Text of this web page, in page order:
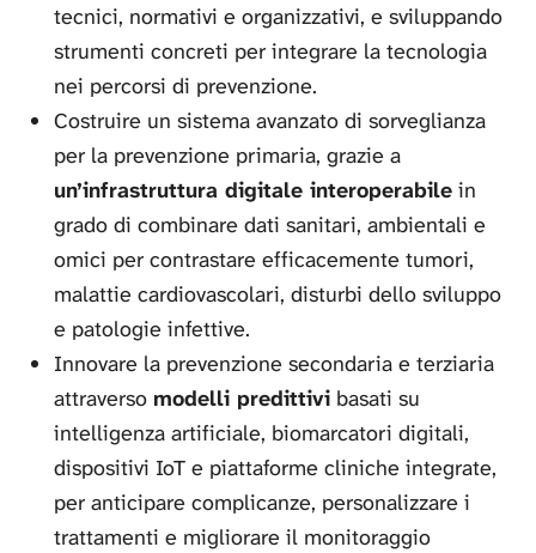
tecnici, normativi e organizzativi, e sviluppando
strumenti concreti per integrare la tecnologia
nei percorsi di prevenzione.
Costruire un sistema avanzato di sorveglianza
per la prevenzione primaria, grazie a
un’infrastruttura digitale interoperabile in
grado di combinare dati sanitari, ambientali e
omici per contrastare efficacemente tumori,
malattie cardiovascolari, disturbi dello sviluppo
e patologie infettive.
Innovare la prevenzione secondaria e terziaria
attraverso modelli predittivi basati su
intelligenza artificiale, biomarcatori digitali,
dispositivi IoT e piattaforme cliniche integrate,
per anticipare complicanze, personalizzare i
trattamenti e migliorare il monitoraggio